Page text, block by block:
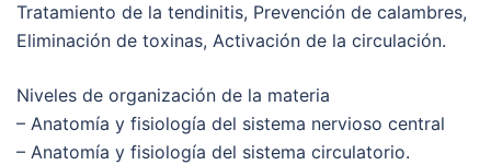
Tratamiento de la tendinitis, Prevención de calambres,
Eliminación de toxinas, Activación de la circulación.
Niveles de organización de la materia
– Anatomía y fisiología del sistema nervioso central
– Anatomía y fisiología del sistema circulatorio.